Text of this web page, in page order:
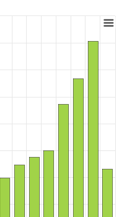
Andamento
dell'asse X categories.
dell'asse Y values.